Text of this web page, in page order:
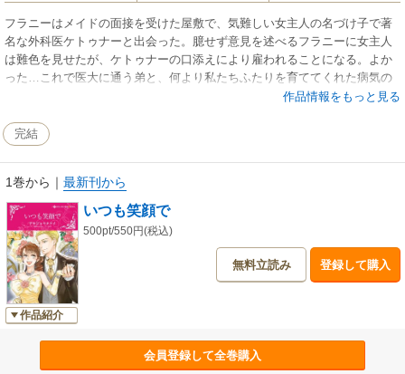
フラニーはメイドの面接を受けた屋敷で、気難しい女主人の名づけ子で著
名な外科医ケトゥナーと出会った。臆せず意見を述べるフラニーに女主人
は難色を見せたが、ケトゥナーの口添えにより雇われることになる。よか
った…これで医大に通う弟と、何より私たちふたりを育ててくれた病気の
伯母様を支えることができる。安堵するフラニーだが、次々と起こる問題
し、持ち前の笑顔が消えはじめて…。
作品情報をもっと見る
完結
1巻から ｜ 最新刊から
作品紹介
いつも笑顔で
500pt/550円(税込)
無料立読み 登録して購入
会員登録して全巻購入